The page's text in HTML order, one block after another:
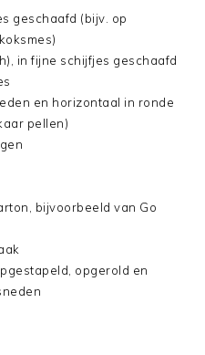
geschaafd (bijv. op
in fijne schijfjes geschaafd
en horizontaal in ronde
pellen)
bijvoorbeeld van Go
opgerold en